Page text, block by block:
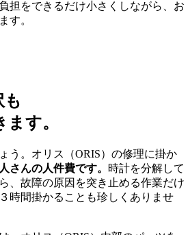
担をできるだけ小さくしながら、お
す。
も
す。
う。オリス（ORIS）の修理に掛か
さんの人件費です。 時計を分解して
、故障の原因を突き止める作業だけ
時間掛かることも珍しくありませ